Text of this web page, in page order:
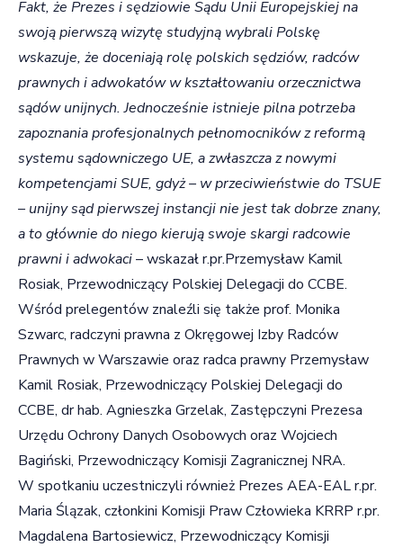
Fakt, że Prezes i sędziowie Sądu Unii Europejskiej na
swoją pierwszą wizytę studyjną wybrali Polskę
wskazuje, że doceniają rolę polskich sędziów, radców
prawnych i adwokatów w kształtowaniu orzecznictwa
sądów unijnych. Jednocześnie istnieje pilna potrzeba
zapoznania profesjonalnych pełnomocników z reformą
systemu sądowniczego UE, a zwłaszcza z nowymi
kompetencjami SUE, gdyż – w przeciwieństwie do TSUE
– unijny sąd pierwszej instancji nie jest tak dobrze znany,
a to głównie do niego kierują swoje skargi radcowie
prawni i adwokaci– wskazał r.pr.Przemysław Kamil
Rosiak, Przewodniczący Polskiej Delegacji do CCBE.
Wśród prelegentów znaleźli się także prof. Monika
Szwarc, radczyni prawna z Okręgowej Izby Radców
Prawnych w Warszawie oraz radca prawny Przemysław
Kamil Rosiak, Przewodniczący Polskiej Delegacji do
CCBE, dr hab. Agnieszka Grzelak, Zastępczyni Prezesa
Urzędu Ochrony Danych Osobowych oraz Wojciech
Bagiński, Przewodniczący Komisji Zagranicznej NRA.
W spotkaniu uczestniczyli również Prezes AEA-EAL r.pr.
Maria Ślązak, członkini Komisji Praw Człowieka KRRP r.pr.
Magdalena Bartosiewicz, Przewodniczący Komisji